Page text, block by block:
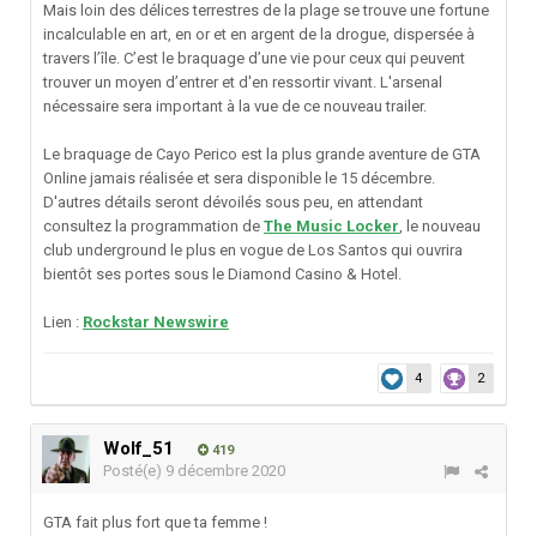
Mais loin des délices terrestres de la plage se trouve une fortune
incalculable en art, en or et en argent de la drogue, dispersée à
travers l’île. C’est le braquage d’une vie pour ceux qui peuvent
trouver un moyen d’entrer et d'en ressortir vivant. L'arsenal
nécessaire sera important à la vue de ce nouveau trailer.
Le braquage de Cayo Perico est la plus grande aventure de GTA
Online jamais réalisée et sera disponible le 15 décembre.
D'autres détails seront dévoilés sous peu, en attendant
consultez la programmation de The Music Locker, le nouveau
club underground le plus en vogue de Los Santos qui ouvrira
bientôt ses portes sous le Diamond Casino & Hotel.
Lien : Rockstar Newswire
4 2
Wolf_51 419
Posté(e) 9 décembre 2020
GTA fait plus fort que ta femme !